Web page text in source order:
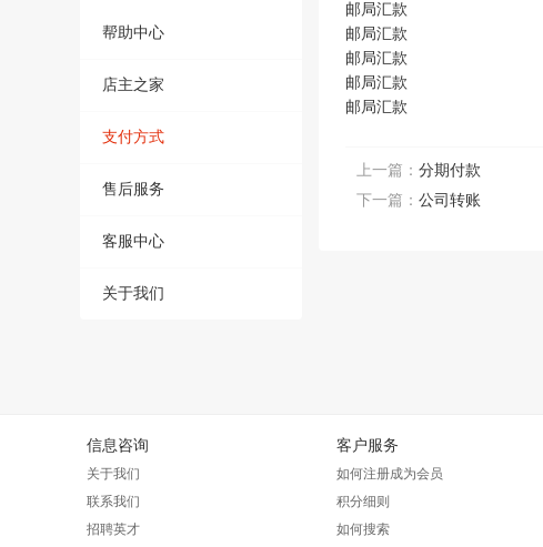
邮局汇款
邮局汇款
邮局汇款
邮局汇款
邮局汇款
上一篇： 分期付款
下一篇： 公司转账
帮助中心
店主之家
支付方式
售后服务
客服中心
关于我们
信息咨询
关于我们
联系我们
招聘英才
客户服务
如何注册成为会员
积分细则
如何搜索